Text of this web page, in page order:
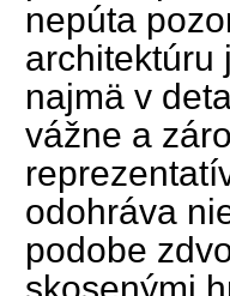
nepúta
architektúru
najmä v
vážne a
odohráva
podobe